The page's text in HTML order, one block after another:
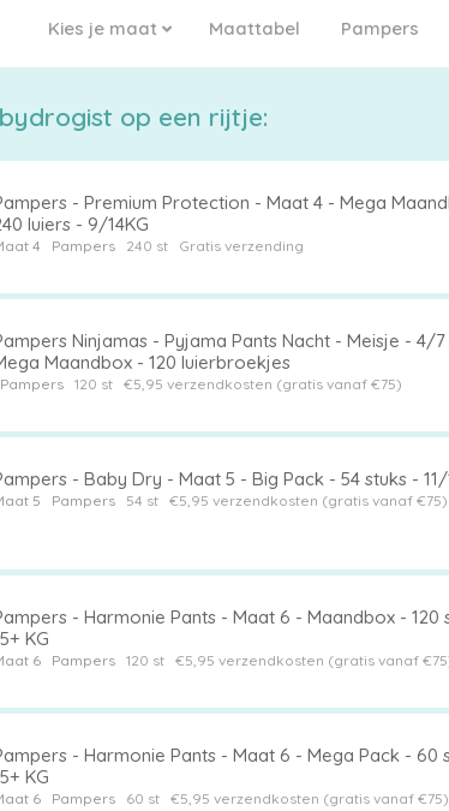
Maattabel
Kies je maat Pampers
op een rijtje:
- Premium Protection - Maat 4 - Mega
luiers - 9/14KG
4 Pampers240 st Gratis verzending
Ninjamas - Pyjama Pants Nacht - Meisje - 4/
Maandbox - 120 luierbroekjes
Pampers120 st €5,95 verzendkosten (gratis vanaf €75)
- Baby Dry - Maat 5 - Big Pack - 54 stuks - 11/
5 Pampers54 st €5,95 verzendkosten (gratis vanaf €75)
- Harmonie Pants - Maat 6 - Maandbox - 120
KG
6 Pampers120 st €5,95 verzendkosten (gratis vanaf
- Harmonie Pants - Maat 6 - Mega Pack - 60
KG
6 Pampers60 st €5,95 verzendkosten (gratis vanaf €75)